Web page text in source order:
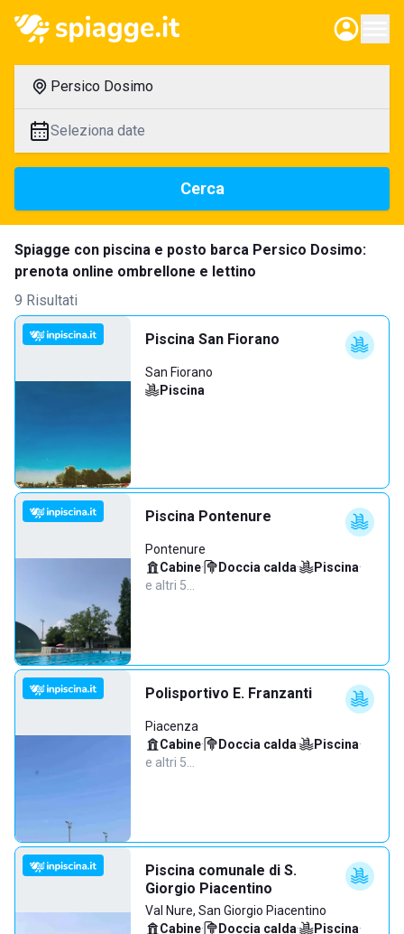
Persico Dosimo
Seleziona date
Cerca
Spiagge con piscina e posto barca Persico Dosimo:
prenota online ombrellone e lettino
9 Risultati
Piscina San Fiorano
San Fiorano
Piscina
Piscina Pontenure
Pontenure
Cabine· Doccia calda· Piscina·
e altri 5…
Polisportivo E. Franzanti
Piacenza
Cabine· Doccia calda· Piscina·
e altri 5…
Piscina comunale di S.
Giorgio Piacentino
Val Nure, San Giorgio Piacentino
Cabine· Doccia calda· Piscina·